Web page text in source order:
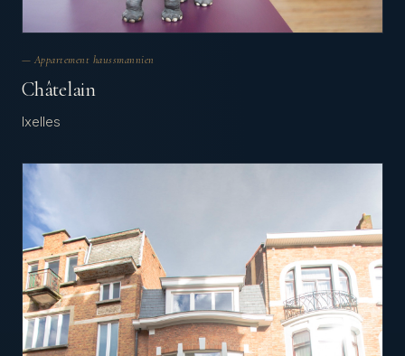
— Appartement haussmannien
Châtelain
Ixelles